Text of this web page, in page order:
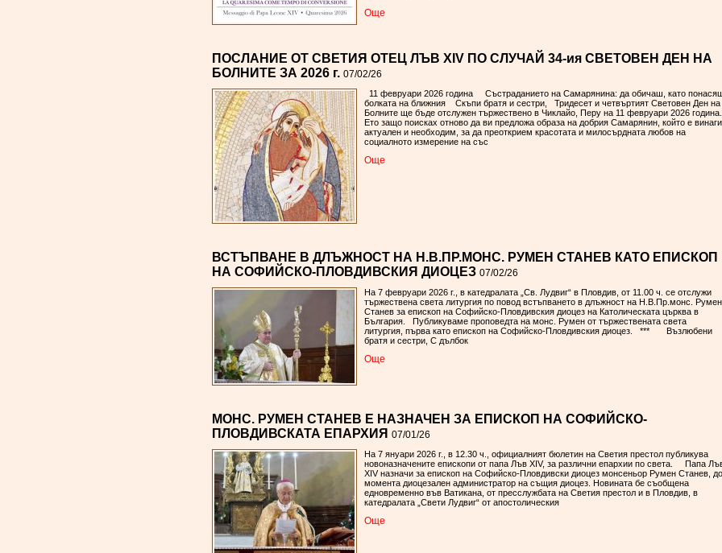
Oще
ПОСЛАНИЕ ОТ СВЕТИЯ ОТЕЦ ЛЪВ XIV ПО СЛУЧАЙ 34-ия СВЕТОВЕН ДЕН НА
БОЛНИТЕ ЗА 2026 г. 07/02/26
11 февруари 2026 година Състраданието на Самарянина: да обичаш, като
болката на ближния Скъпи братя и сестри, Тридесет и четвъртият Световен Ден на
Болните ще бъде отслужен тържествено в Чиклайо, Перу на 11 февруари 2026 година.
Ето защо поисках отново да ви предложа образа на добрия Самарянин, който е винаги
актуален и необходим, за да преоткрием красотата и милосърдната любов на
социалното измерение на със
Oще
ВСТЪПВАНЕ В ДЛЪЖНОСТ НА Н.В.ПР.МОНС. РУМЕН СТАНЕВ КАТО ЕПИСКОП
НА СОФИЙСКО-ПЛОВДИВСКИЯ ДИОЦЕЗ 07/02/26
На 7 февруари 2026 г., в катедралата „Св. Лудвиг“ в Пловдив, от 11.00 ч. се отслужи
тържествена света литургия по повод встъпването в длъжност на Н.В.Пр.монс. Румен
Станев за епископ на Софийско‑Пловдивския диоцез на Католическата църква в
България. Публикуваме проповедта на монс. Румен от тържествената света
литургия, първа като епископ на Софийско-Пловдивския диоцез. *** Възлюбени
братя и сестри, С дълбок
Oще
МОНС. РУМЕН СТАНЕВ Е НАЗНАЧЕН ЗА ЕПИСКОП НА СОФИЙСКО-
ПЛОВДИВСКАТА ЕПАРХИЯ 07/01/26
На 7 януари 2026 г., в 12.30 ч., официалният бюлетин на Светия престол публикува
новоназначените епископи от папа Лъв XIV, за различни епархии по света. Папа
XIV назначи за епископ на Софийско-Пловдивски диоцез монсеньор Румен Станев, до
момента диоцезален администратор на същия диоцез. Новината бе съобщена
едновременно във Ватикана, от пресслужбата на Светия престол и в Пловдив, в
катедралата „Свети Лудвиг“ от апостолическия
Oще